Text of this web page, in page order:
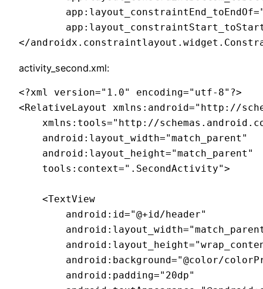
</
activity_second.xml:
<?xml version="1.0" encoding="utf-8"?>
<RelativeLayout xmlns:android="http://
xmlns:tools="http://
    android:layout_width="match_parent"
    android:layout_height="match_parent"
    tools:context=".SecondActivity">
    <TextView
        android:id="@+id/header"
android:background="@color/
        android:padding="20dp"